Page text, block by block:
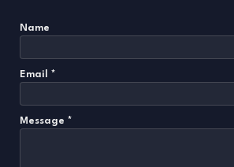
Name
Email *
Message *